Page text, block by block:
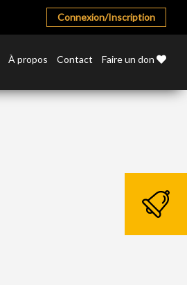
Connexion/Inscription
À propos Contact Faire un don